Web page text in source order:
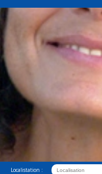
Localistation :